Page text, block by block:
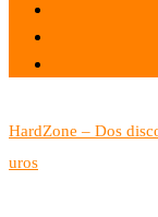
HardZone – Dos
uros